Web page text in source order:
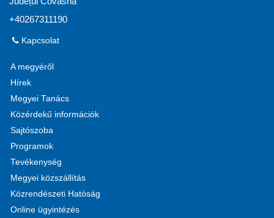
+40267311190
Kapcsolat
A megyéről
Hírek
Megyei Tanács
Közérdekű információk
Sajtószoba
Programok
Tevékenység
Megyei közszállítás
Közrendészeti Hatóság
Online ügyintézés